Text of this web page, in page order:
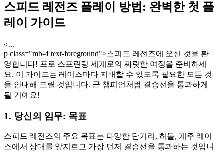
스피드 레전즈 플레이 방법: 완벽한 첫 플
레이 가이드
<...
p class="mb-4 text-foreground">스피드 레전즈에 오신 것을 환
영합니다! 프로 스프린팅 세계로의 짜릿한 여정을 준비하세
요. 이 가이드는 레이스마다 지배할 수 있도록 필요한 모든 것
을 안내해 드릴 것입니다. 곧 챔피언처럼 결승선을 통과하게
될 거예요!
1. 당신의 임무: 목표
스피드 레전즈의 주요 목표는 다양한 단거리, 허들, 계주 레이
스에서 상대를 앞지르고 가장 먼저 결승선을 통과하는 것입니